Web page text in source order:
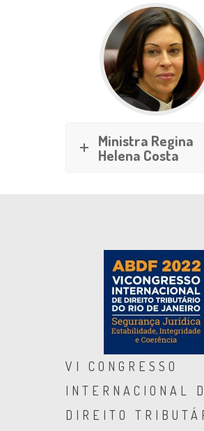
Ministra Regina
Helena Costa
VI CONGRESSO
INTERNACIONAL
DIREITO